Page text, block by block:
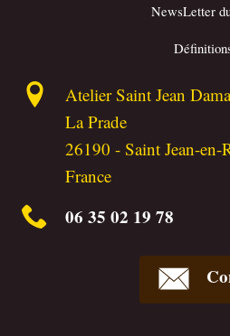
NewsLetter
Atelier Saint Jean
La Prade
26190 -Saint Jean-en-
France
06 35 02 19 78